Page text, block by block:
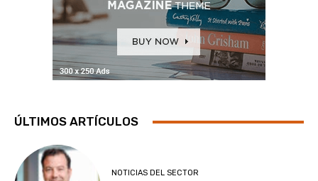
ÚLTIMOS ARTÍCULOS
NOTICIAS DEL SECTOR